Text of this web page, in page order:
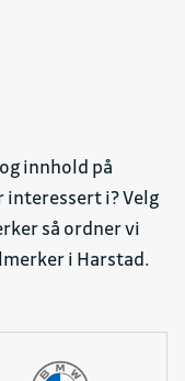
innhold på
i? Velg
så ordner vi
i Harstad.